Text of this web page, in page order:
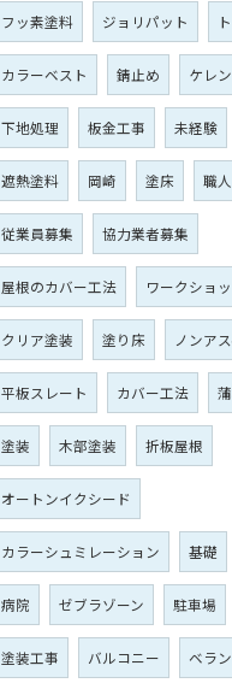
フッ素塗料 ジョリパット
カラーベスト 錆止め ケレン
下地処理 板金工事 未経験
遮熱塗料 岡崎 塗床 職人
従業員募集 協力業者募集
屋根のカバー工法 ワークショ
クリア塗装 塗り床 ノンア
平板スレート カバー工法
塗装 木部塗装 折板屋根
オートンイクシード
カラーシュミレーション 基礎
病院 ゼブラゾーン 駐車場
塗装工事 バルコニー ベラ